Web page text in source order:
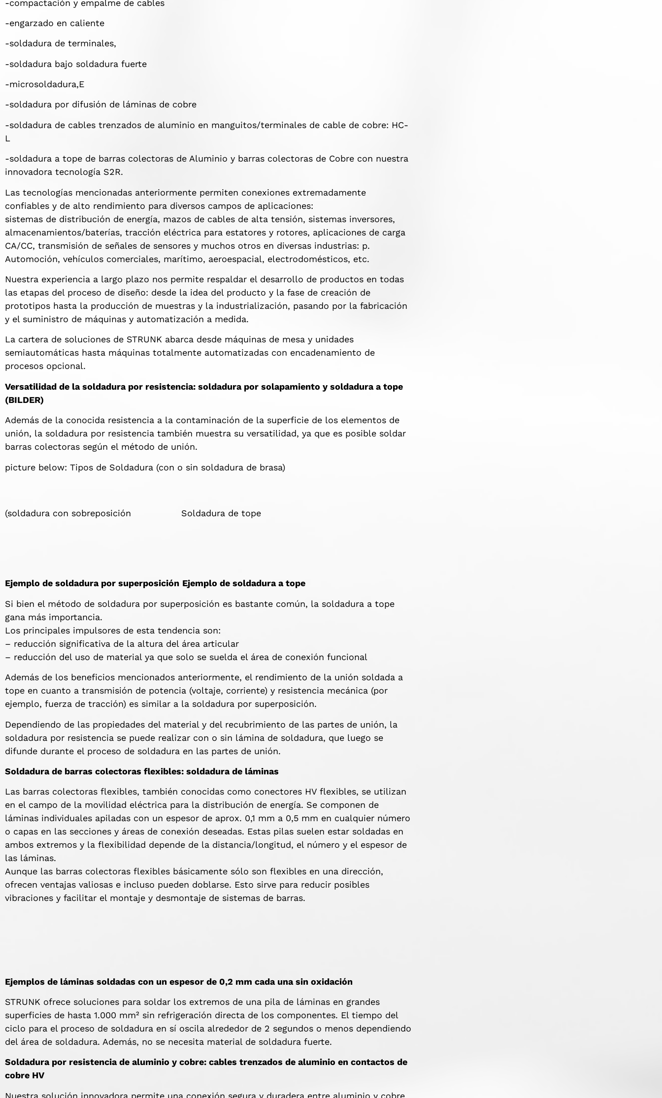
-compactación y empalme de cables
-engarzado en caliente
-soldadura de terminales,
-soldadura bajo soldadura fuerte
-microsoldadura,E
-soldadura por difusión de láminas de cobre
-soldadura de cables trenzados de aluminio en manguitos/terminales de cable de cobre: ​​HC-
L
-soldadura a tope de barras colectoras de Aluminio y barras colectoras de Cobre con nuestra
innovadora tecnología S2R.
Las tecnologías mencionadas anteriormente permiten conexiones extremadamente
confiables y de alto rendimiento para diversos campos de aplicaciones:
sistemas de distribución de energía, mazos de cables de alta tensión, sistemas inversores,
almacenamientos/baterías, tracción eléctrica para estatores y rotores, aplicaciones de carga
CA/CC, transmisión de señales de sensores y muchos otros en diversas industrias: p.
Automoción, vehículos comerciales, marítimo, aeroespacial, electrodomésticos, etc.
Nuestra experiencia a largo plazo nos permite respaldar el desarrollo de productos en todas
las etapas del proceso de diseño: desde la idea del producto y la fase de creación de
prototipos hasta la producción de muestras y la industrialización, pasando por la fabricación
y el suministro de máquinas y automatización a medida.
La cartera de soluciones de STRUNK abarca desde máquinas de mesa y unidades
semiautomáticas hasta máquinas totalmente automatizadas con encadenamiento de
procesos opcional.
Versatilidad de la soldadura por resistencia: soldadura por solapamiento y soldadura a tope
(BILDER)
Además de la conocida resistencia a la contaminación de la superficie de los elementos de
unión, la soldadura por resistencia también muestra su versatilidad, ya que es posible soldar
barras colectoras según el método de unión.
picture below: Tipos de Soldadura (con o sin soldadura de brasa)
(soldadura con sobreposición Soldadura de tope
Ejemplo de soldadura por superposición Ejemplo de soldadura a tope
Si bien el método de soldadura por superposición es bastante común, la soldadura a tope
gana más importancia.
Los principales impulsores de esta tendencia son:
– reducción significativa de la altura del área articular
– reducción del uso de material ya que solo se suelda el área de conexión funcional
Además de los beneficios mencionados anteriormente, el rendimiento de la unión soldada a
tope en cuanto a transmisión de potencia (voltaje, corriente) y resistencia mecánica (por
ejemplo, fuerza de tracción) es similar a la soldadura por superposición.
Dependiendo de las propiedades del material y del recubrimiento de las partes de unión, la
soldadura por resistencia se puede realizar con o sin lámina de soldadura, que luego se
difunde durante el proceso de soldadura en las partes de unión.
Soldadura de barras colectoras flexibles: soldadura de láminas
Las barras colectoras flexibles, también conocidas como conectores HV flexibles, se utilizan
en el campo de la movilidad eléctrica para la distribución de energía. Se componen de
láminas individuales apiladas con un espesor de aprox. 0,1 mm a 0,5 mm en cualquier número
o capas en las secciones y áreas de conexión deseadas. Estas pilas suelen estar soldadas en
ambos extremos y la flexibilidad depende de la distancia/longitud, el número y el espesor de
las láminas.
Aunque las barras colectoras flexibles básicamente sólo son flexibles en una dirección,
ofrecen ventajas valiosas e incluso pueden doblarse. Esto sirve para reducir posibles
vibraciones y facilitar el montaje y desmontaje de sistemas de barras.
Ejemplos de láminas soldadas con un espesor de 0,2 mm cada una sin oxidación
STRUNK ofrece soluciones para soldar los extremos de una pila de láminas en grandes
superficies de hasta 1.000 mm² sin refrigeración directa de los componentes. El tiempo del
ciclo para el proceso de soldadura en sí oscila alrededor de 2 segundos o menos dependiendo
del área de soldadura. Además, no se necesita material de soldadura fuerte.
Soldadura por resistencia de aluminio y cobre: ​​cables trenzados de aluminio en contactos de
cobre HV
Nuestra solución innovadora permite una conexión segura y duradera entre aluminio y cobre